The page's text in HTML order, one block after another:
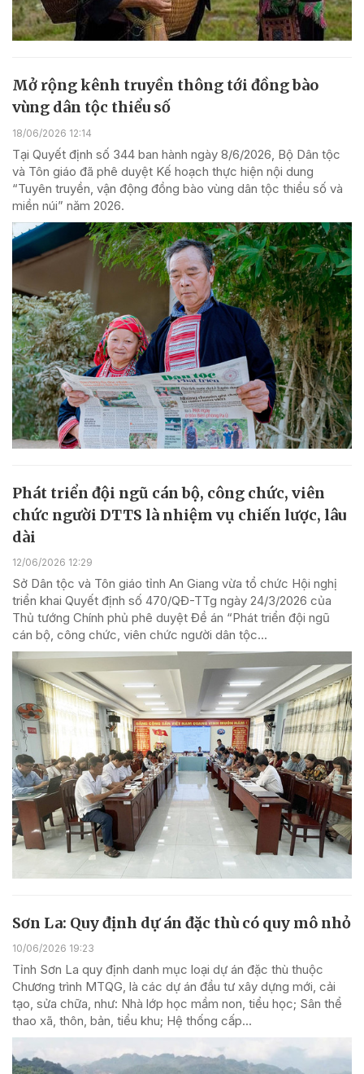
Mở rộng kênh truyền thông tới đồng bào
vùng dân tộc thiểu số
18/06/2026 12:14
Tại Quyết định số 344 ban hành ngày 8/6/2026, Bộ Dân tộc
và Tôn giáo đã phê duyệt Kế hoạch thực hiện nội dung
“Tuyên truyền, vận động đồng bào vùng dân tộc thiểu số và
miền núi” năm 2026.
Phát triển đội ngũ cán bộ, công chức, viên
chức người DTTS là nhiệm vụ chiến lược, lâu
dài
12/06/2026 12:29
Sở Dân tộc và Tôn giáo tỉnh An Giang vừa tổ chức Hội nghị
triển khai Quyết định số 470/QĐ-TTg ngày 24/3/2026 của
Thủ tướng Chính phủ phê duyệt Đề án “Phát triển đội ngũ
cán bộ, công chức, viên chức người dân tộc...
Sơn La: Quy định dự án đặc thù có quy mô nhỏ
10/06/2026 19:23
Tỉnh Sơn La quy định danh mục loại dự án đặc thù thuộc
Chương trình MTQG, là các dự án đầu tư xây dựng mới, cải
tạo, sửa chữa, như: Nhà lớp học mầm non, tiểu học; Sân thể
thao xã, thôn, bản, tiểu khu; Hệ thống cấp...